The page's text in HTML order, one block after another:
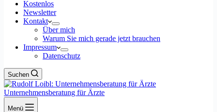
Kostenlos
Newsletter
Kontakt
Über mich
Warum Sie mich gerade jetzt brauchen
Impressum
Datenschutz
Suchen
Unternehmensberatung für Ärzte
Menü